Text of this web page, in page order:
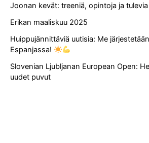
Joonan kevät: treeniä, opintoja ja tulevia
Erikan maaliskuu 2025
Huippujännittäviä uutisia: Me
Espanjassa!
Slovenian Ljubljanan European Open:
uudet puvut